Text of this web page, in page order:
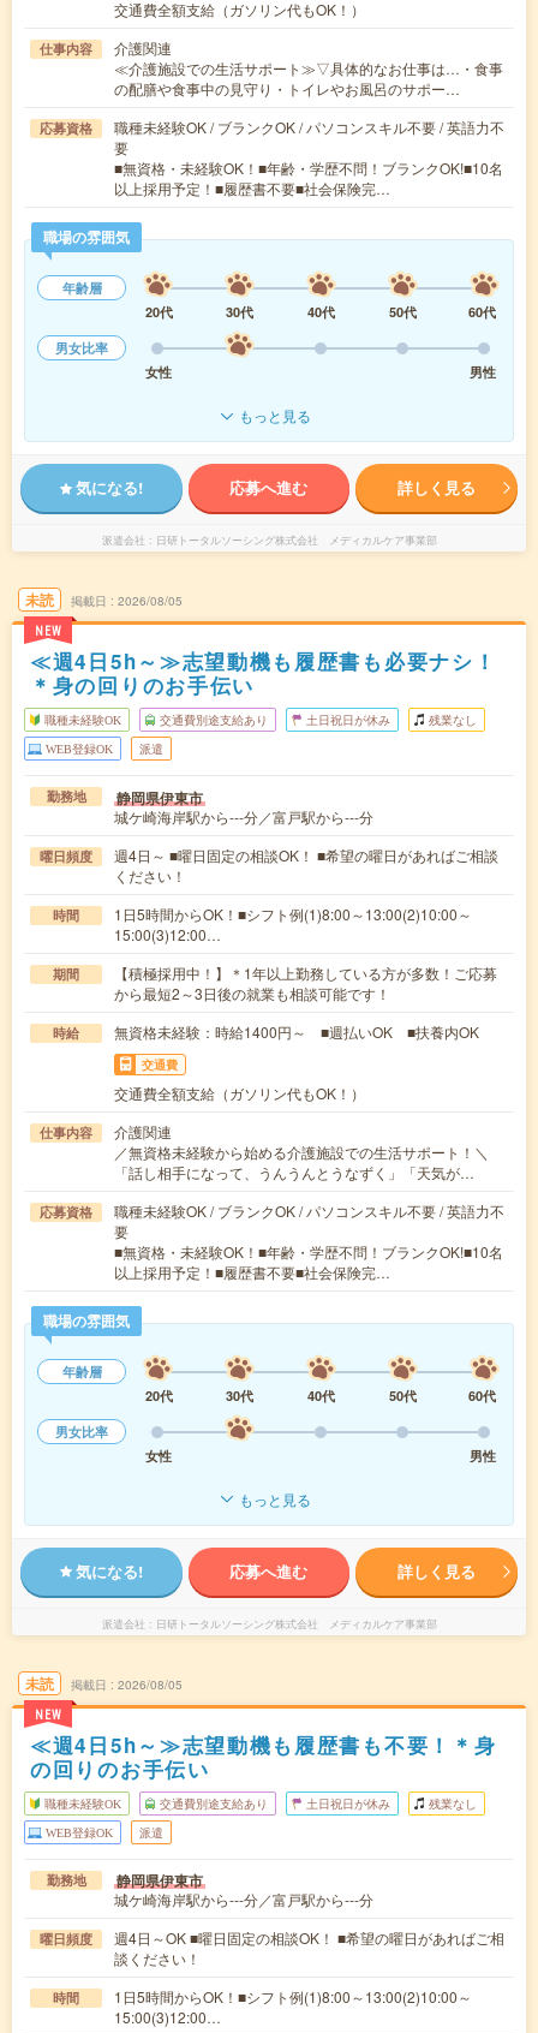
交通費全額支給（ガソリン代もOK！）
仕事内容
介護関連
≪介護施設での生活サポート≫▽具体的なお仕事は…・食事
の配膳や食事中の見守り・トイレやお風呂のサポー…
応募資格
職種未経験OK / ブランクOK / パソコンスキル不要 / 英語力不
要
■無資格・未経験OK！■年齢・学歴不問！ブランクOK!■10名
以上採用予定！■履歴書不要■社会保険完…
職場の雰囲気
年齢層
20代
30代 40代 50代
60代
男女比率
女性
男性
もっと見る
気になる! 応募へ進む 詳しく見る
派遣会社 日研トータルソーシング株式会社 メディカルケア事業部
未読
NEW
掲載日 2026/08/05
≪週4日5h～≫志望動機も履歴書も必要ナシ！
＊身の回りのお手伝い
職種未経験OK 交通費別途支給あり 土日祝日が休み 残業なし
WEB登録OK 派遣
勤務地 静岡県伊東市
城ケ崎海岸駅から---分／富戸駅から---分
曜日頻度
週4日～ ■曜日固定の相談OK！ ■希望の曜日があればご相談
ください！
時間
1日5時間からOK！■シフト例(1)8:00～13:00(2)10:00～
15:00(3)12:00…
期間
【積極採用中！】＊1年以上勤務している方が多数！ご応募
から最短2～3日後の就業も相談可能です！
時給 無資格未経験：時給1400円～ ■週払いOK ■扶養内OK
交通費
交通費全額支給（ガソリン代もOK！）
仕事内容
介護関連
／無資格未経験から始める介護施設での生活サポート！＼
「話し相手になって、うんうんとうなずく」「天気が…
応募資格
職種未経験OK / ブランクOK / パソコンスキル不要 / 英語力不
要
■無資格・未経験OK！■年齢・学歴不問！ブランクOK!■10名
以上採用予定！■履歴書不要■社会保険完…
職場の雰囲気
年齢層
20代
30代 40代 50代
60代
男女比率
女性
男性
もっと見る
気になる! 応募へ進む 詳しく見る
派遣会社 日研トータルソーシング株式会社 メディカルケア事業部
未読
NEW
掲載日 2026/08/05
≪週4日5h～≫志望動機も履歴書も不要！＊身
の回りのお手伝い
職種未経験OK 交通費別途支給あり 土日祝日が休み 残業なし
WEB登録OK 派遣
勤務地 静岡県伊東市
城ケ崎海岸駅から---分／富戸駅から---分
曜日頻度
週4日～OK ■曜日固定の相談OK！ ■希望の曜日があればご相
談ください！
時間
1日5時間からOK！■シフト例(1)8:00～13:00(2)10:00～
15:00(3)12:00…